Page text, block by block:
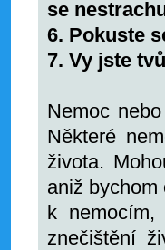
se
6. Pokuste
7. Vy jste
Nemoc
Některé
života.
aniž bychom
k nemocím,
znečištění